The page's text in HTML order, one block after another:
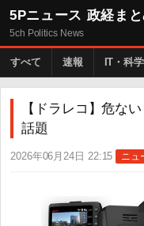
5Pニュース 政経ま
5ch Politics News
すべて 速報 IT・科学
【ドラレコ】危な
話題
2026年06月24日 22:15 ニュ